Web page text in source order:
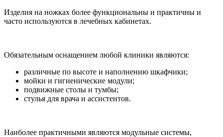
Изделия на ножках более функциональны и практичны и
часто используются в лечебных кабинетах.
Обязательным оснащением любой клиники являются:
различные по высоте и наполнению шкафчики;
мойки и гигиенические модули;
подвижные столы и тумбы;
стулья для врача и ассистентов.
Наиболее практичными являются модульные системы,